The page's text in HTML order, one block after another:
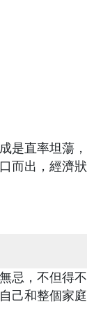
是直率坦蕩，
而出，經濟狀
忌，不但得不
己和整個家庭